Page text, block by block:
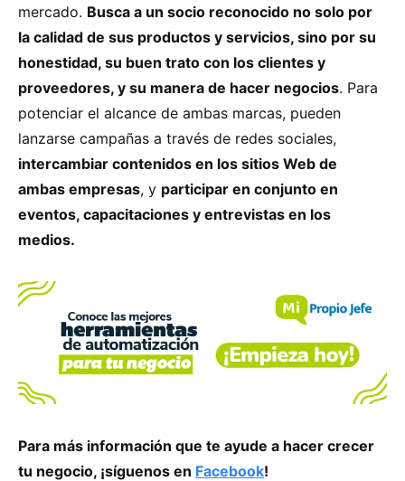
mercado. Busca a un socio reconocido no solo por
la calidad de sus productos y servicios, sino por su
honestidad, su buen trato con los clientes y
proveedores, y su manera de hacer negocios. Para
potenciar el alcance de ambas marcas, pueden
lanzarse campañas a través de redes sociales,
intercambiar contenidos en los sitios Web de
ambas empresas, y participar en conjunto en
eventos, capacitaciones y entrevistas en los
medios.
Para más información que te ayude a hacer crecer
tu negocio, ¡síguenos en Facebook!